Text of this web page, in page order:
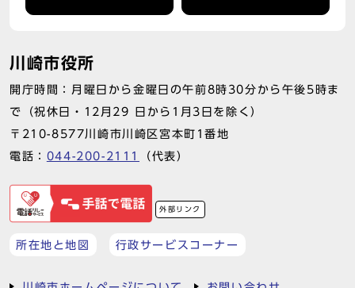
川崎市役所
開庁時間：月曜日から金曜日の午前8時30分から午後5時ま
で（祝休日・12月29 日から1月3日を除く）
〒210-8577川崎市川崎区宮本町1番地
電話： 044-200-2111 （代表）
外部リンク
所在地と地図 行政サービスコーナー